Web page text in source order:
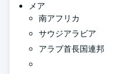
メア
南アフリカ
サウジアラビア
アラブ首長国連邦